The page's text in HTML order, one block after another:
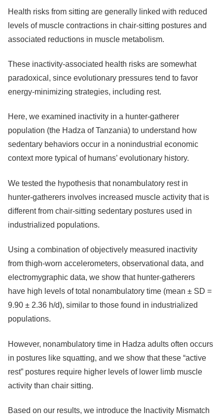
Health risks from sitting are generally linked with reduced
levels of muscle contractions in chair-sitting postures and
associated reductions in muscle metabolism.
These inactivity-associated health risks are somewhat
paradoxical, since evolutionary pressures tend to favor
energy-minimizing strategies, including rest.
Here, we examined inactivity in a hunter-gatherer
population (the Hadza of Tanzania) to understand how
sedentary behaviors occur in a nonindustrial economic
context more typical of humans’ evolutionary history.
We tested the hypothesis that nonambulatory rest in
hunter-gatherers involves increased muscle activity that is
different from chair-sitting sedentary postures used in
industrialized populations.
Using a combination of objectively measured inactivity
from thigh-worn accelerometers, observational data, and
electromygraphic data, we show that hunter-gatherers
have high levels of total nonambulatory time (mean ± SD =
9.90 ± 2.36 h/d), similar to those found in industrialized
populations.
However, nonambulatory time in Hadza adults often occurs
in postures like squatting, and we show that these “active
rest” postures require higher levels of lower limb muscle
activity than chair sitting.
Based on our results, we introduce the Inactivity Mismatch